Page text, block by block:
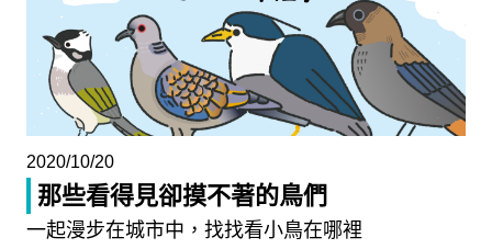
2020/10/20
那些看得見卻摸不著的鳥們
一起漫步在城市中，找找看小鳥在哪裡